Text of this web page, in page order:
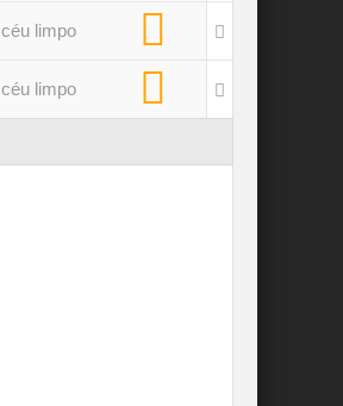
céu limpo
céu limpo